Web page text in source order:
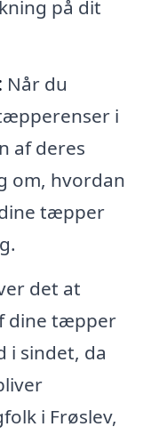
på dit
Når du
i
af deres
om, hvordan
tæpper
det at
dine tæpper
i sindet, da
i Frøslev,